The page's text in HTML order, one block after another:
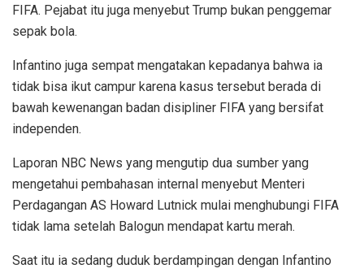
FIFA. Pejabat itu juga menyebut Trump bukan penggemar
sepak bola.
Infantino juga sempat mengatakan kepadanya bahwa ia
tidak bisa ikut campur karena kasus tersebut berada di
bawah kewenangan badan disipliner FIFA yang bersifat
independen.
Laporan NBC News yang mengutip dua sumber yang
mengetahui pembahasan internal menyebut Menteri
Perdagangan AS Howard Lutnick mulai menghubungi FIFA
tidak lama setelah Balogun mendapat kartu merah.
Saat itu ia sedang duduk berdampingan dengan Infantino